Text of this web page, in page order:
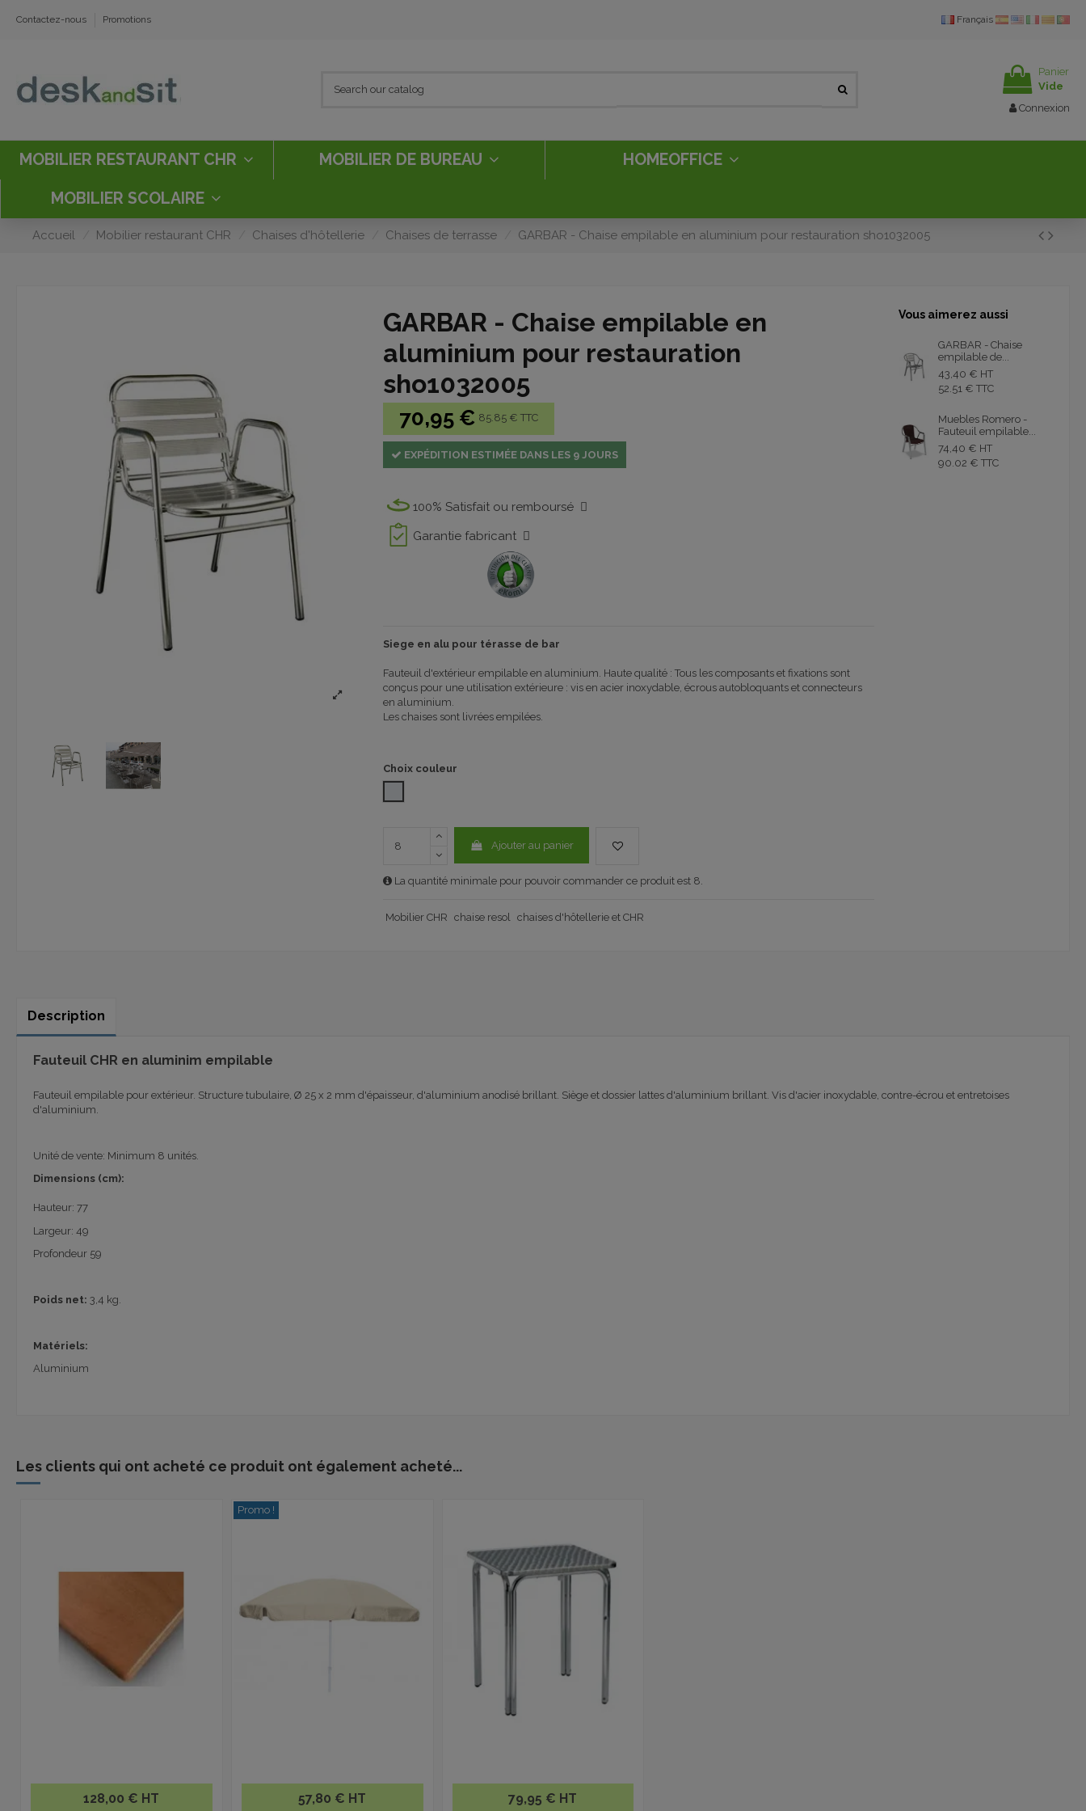
Contactez-nous Promotions Français
Panier
Vide
Connexion
MOBILIER RESTAURANT CHR MOBILIER DE BUREAU HOMEOFFICE
MOBILIER SCOLAIRE
Accueil Mobilier restaurant CHR Chaises d'hôtellerie Chaises de terrasse GARBAR - Chaise empilable en aluminium pour restauration sho1032005
GARBAR - Chaise empilable en
aluminium pour restauration
sho1032005
70,95 € 85.85 € TTC
EXPÉDITION ESTIMÉE DANS LES 9 JOURS
100% Satisfait ou remboursé
Garantie fabricant
Siege en alu pour térasse de bar
Fauteuil d'extérieur empilable en aluminium. Haute qualité : Tous les composants et fixations sont
conçus pour une utilisation extérieure : vis en acier inoxydable, écrous autobloquants et connecteurs
en aluminium.
Les chaises sont livrées empilées.
Choix couleur
Ajouter au panier
La quantité minimale pour pouvoir commander ce produit est 8.
Mobilier CHR chaise resol chaises d'hôtellerie et CHR
Vous aimerez aussi
GARBAR - Chaise
empilable de...
43,40 € HT
52.51 € TTC
Muebles Romero -
Fauteuil empilable...
74,40 € HT
90.02 € TTC
Description
Fauteuil CHR en aluminim empilable
Fauteuil empilable pour extérieur. Structure tubulaire, Ø 25 x 2 mm d'épaisseur, d'aluminium anodisé brillant. Siège et dossier lattes d'aluminium brillant. Vis d'acier inoxydable, contre-écrou et entretoises
d'aluminium.
Unité de vente: Minimum 8 unités.
Dimensions (cm):
Hauteur: 77
Largeur: 49
Profondeur59
Poids net: 3,4 kg.
Matériels:
Aluminium
Les clients qui ont acheté ce produit ont également acheté...
128,00 € HT
Promo !
57,80 € HT 79,95 € HT